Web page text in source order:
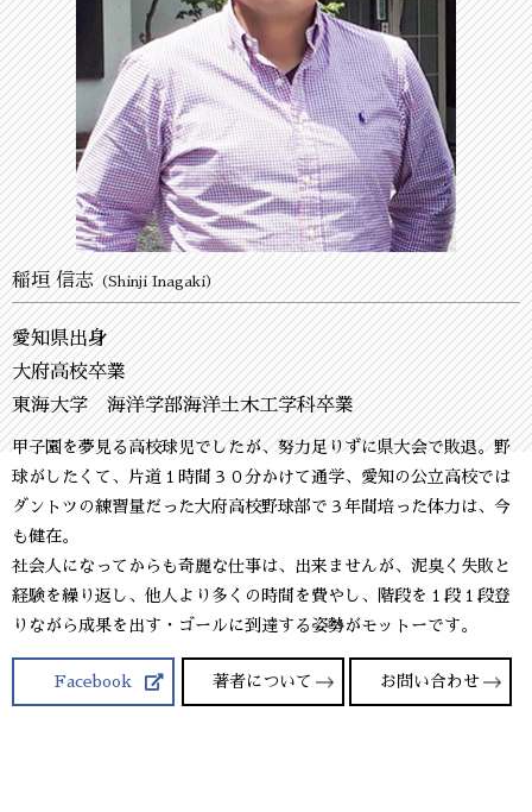
稲垣 信志（Shinji Inagaki）
愛知県出身
大府高校卒業
東海大学 海洋学部海洋土木工学科卒業
甲子園を夢見る高校球児でしたが、努力足りずに県大会で敗退。野
球がしたくて、片道１時間３０分かけて通学、愛知の公立高校では
ダントツの練習量だった大府高校野球部で３年間培った体力は、今
も健在。
社会人になってからも奇麗な仕事は、出来ませんが、泥臭く失敗と
経験を繰り返し、他人より多くの時間を費やし、階段を１段１段登
りながら成果を出す・ゴールに到達する姿勢がモットーです。
Facebook 著者について お問い合わせ